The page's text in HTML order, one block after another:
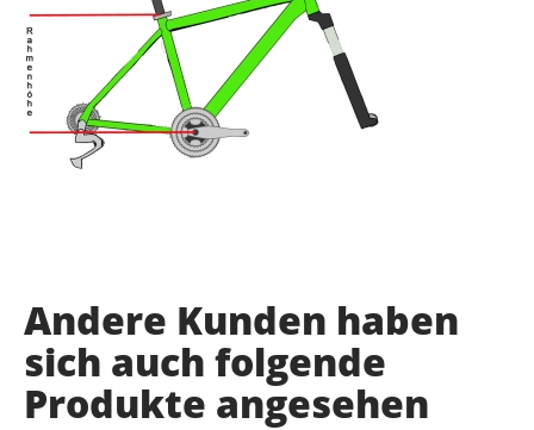
Andere Kunden haben
sich auch folgende
Produkte angesehen